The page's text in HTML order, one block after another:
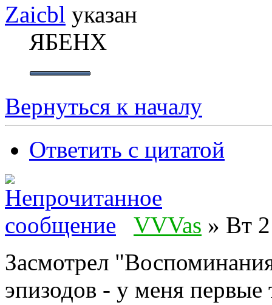
Zaicbl
ЯБЕНХ
Вернуться к началу
Ответить с цитатой
VVVas » Вт
Засмотрел
эпизодов - у меня